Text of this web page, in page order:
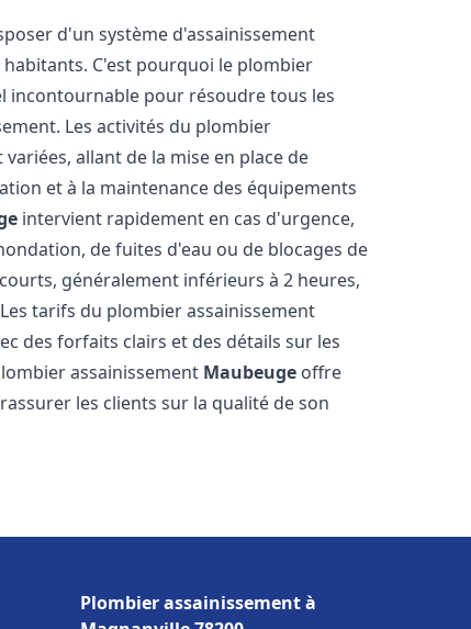
d'un système d'assainissement
C'est pourquoi le plombier
incontournable pour résoudre tous les
Les activités du plombier
allant de la mise en place de
et à la maintenance des équipements
intervient rapidement en cas d'urgence,
de fuites d'eau ou de blocages de
généralement inférieurs à 2 heures,
tarifs du plombier assainissement
des forfaits clairs et des détails sur les
assainissement Maubeuge offre
les clients sur la qualité de son
Plombier assainissement à